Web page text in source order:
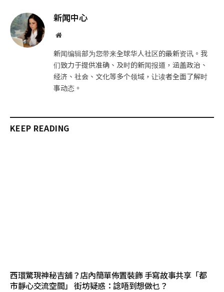
新闻中心
网
新闻编辑部为您带来全球华人社区的最新资讯。我
们致力于提供准确、及时的新闻报道，涵盖政治、
经济、社会、文化等多个领域，让读者全面了解时
事动态。
KEEP READING
西環驚現神秘吉舖？店內簡單佈置裝飾 手寫故事共享「都
市靜心交流空間」 街坊疑惑：諗唔到想做乜？